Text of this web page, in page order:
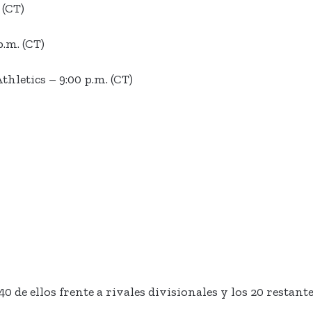
(CT)
– 9:00 p.m. (CT)
de ellos frente a rivales divisionales y los 20